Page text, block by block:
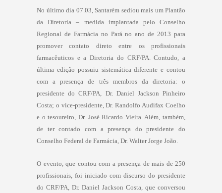
No último dia 07.03, Santarém sediou mais um Plantão
da Diretoria – medida implantada pelo Conselho
Regional de Farmácia no Pará no ano de 2013 para
promover contato direto entre os profissionais
farmacêuticos e a Diretoria do CRF/PA. Contudo, a
última edição possuiu sistemática diferente e contou
com a presença de três membros da diretoria: o
presidente do CRF/PA, Dr. Daniel Jackson Pinheiro
Costa; o vice-presidente, Dr. Randolfo Audifax Coelho
e o tesoureiro, Dr. José Ricardo Vieira. Além, também,
de ter contado com a presença do presidente do
Conselho Federal de Farmácia, Dr. Walter Jorge João.
O evento, que contou com a presença de mais de 250
profissionais, foi iniciado com discurso do presidente
do CRF/PA, Dr. Daniel Jackson Costa, que conversou